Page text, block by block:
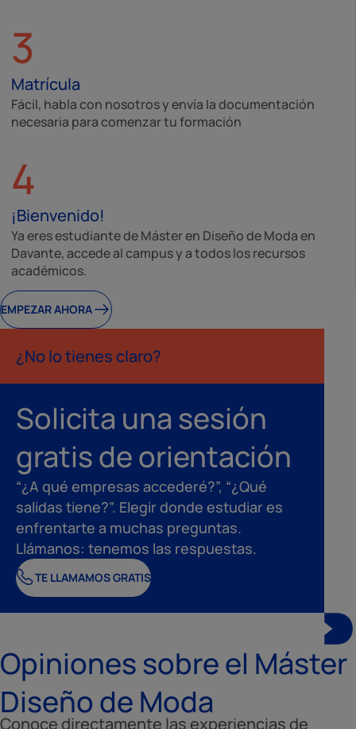
3
Matrícula
Fácil, habla con nosotros y envía la documentación
necesaria para comenzar tu formación
4
¡Bienvenido!
Ya eres estudiante de Máster en Diseño de Moda en
Davante, accede al campus y a todos los recursos
académicos.
EMPEZAR AHORA
¿No lo tienes claro?
Solicita una sesión
gratis de orientación
“¿A qué empresas accederé?”, “¿Qué
salidas tiene?”. Elegir donde estudiar es
enfrentarte a muchas preguntas.
Llámanos: tenemos las respuestas.
TE LLAMAMOS GRATIS
Opiniones sobre el Máster
Diseño de Moda
Conoce directamente las experiencias de